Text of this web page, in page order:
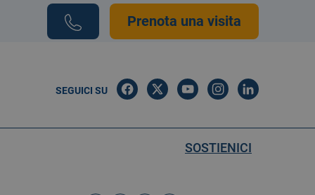
Prenota una visita
SEGUICI SU
SOSTIENICI